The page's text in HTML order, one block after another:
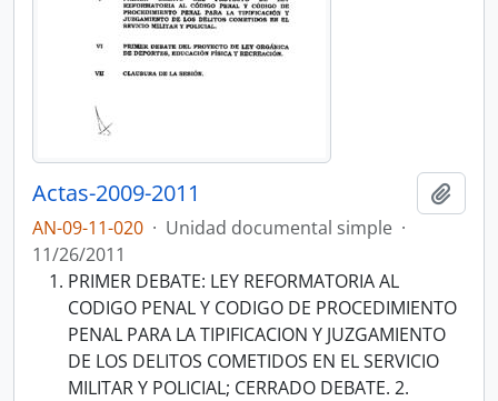
Actas-2009-2011
AN-09-11-020 · Unidad documental simple ·
11/26/2011
PRIMER DEBATE: LEY REFORMATORIA AL
CODIGO PENAL Y CODIGO DE PROCEDIMIENTO
PENAL PARA LA TIPIFICACION Y JUZGAMIENTO
DE LOS DELITOS COMETIDOS EN EL SERVICIO
MILITAR Y POLICIAL; CERRADO DEBATE. 2.